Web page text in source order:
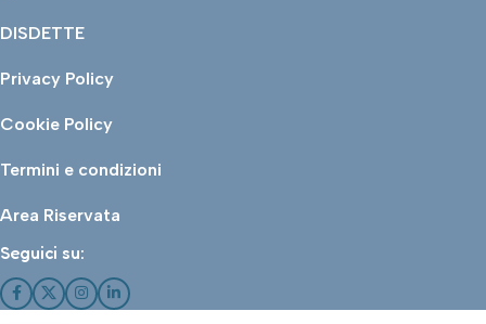
DISDETTE
Privacy Policy
Cookie Policy
Termini e condizioni
Area Riservata
Seguici su: